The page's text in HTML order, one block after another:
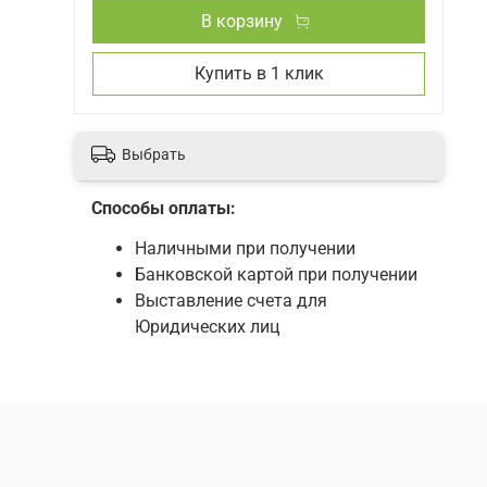
В корзину
Купить в 1 клик
Выбрать
Способы оплаты:
Наличными при получении
Банковской картой при получении
Выставление счета для
Юридических лиц